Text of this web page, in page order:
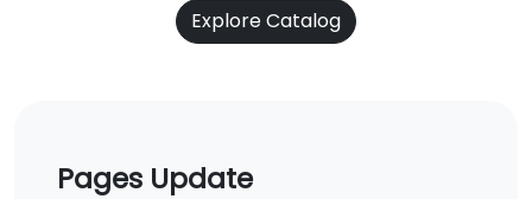
Explore Catalog
Pages Update